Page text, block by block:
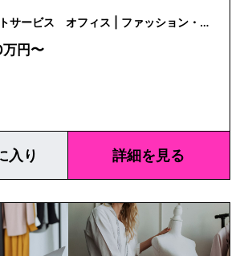
ビス オフィス | ファッション・
円〜
入り 詳細を見る